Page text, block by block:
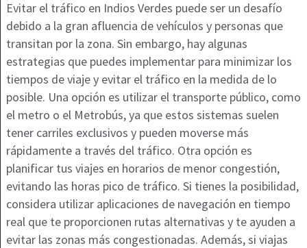
Evitar el tráfico en Indios Verdes puede ser un desafío
debido a la gran afluencia de vehículos y personas que
transitan por la zona. Sin embargo, hay algunas
estrategias que puedes implementar para minimizar los
tiempos de viaje y evitar el tráfico en la medida de lo
posible. Una opción es utilizar el transporte público, como
el metro o el Metrobús, ya que estos sistemas suelen
tener carriles exclusivos y pueden moverse más
rápidamente a través del tráfico. Otra opción es
planificar tus viajes en horarios de menor congestión,
evitando las horas pico de tráfico. Si tienes la posibilidad,
considera utilizar aplicaciones de navegación en tiempo
real que te proporcionen rutas alternativas y te ayuden a
evitar las zonas más congestionadas. Además, si viajas